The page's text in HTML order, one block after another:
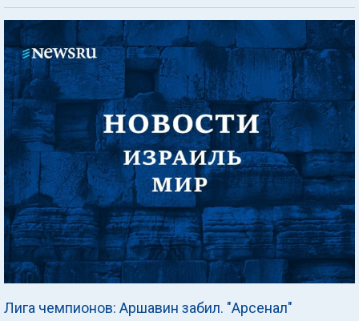
Лига чемпионов: Аршавин забил. "Арсенал"